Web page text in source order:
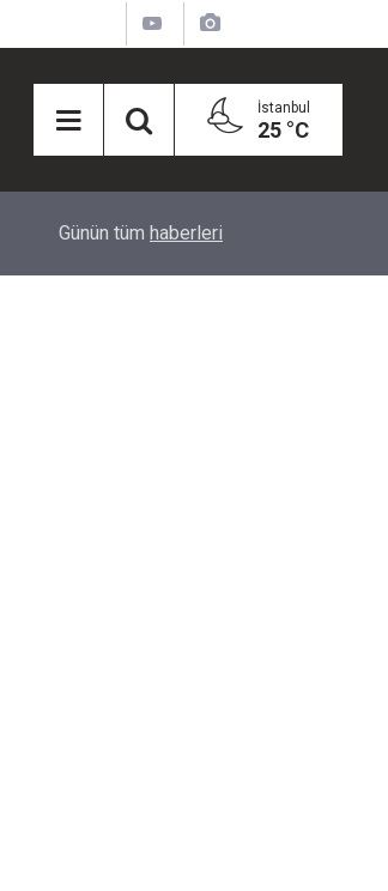
İstanbul
25 °C
Eğiti Bir Sen'den Kadınlar İçin Olay Teklif:
Günün tüm haberleri